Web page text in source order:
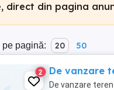
direct din pagina
pagină: 20 50
2 De vanzare
De vanzare